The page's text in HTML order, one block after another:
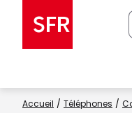
Accueil Téléphones